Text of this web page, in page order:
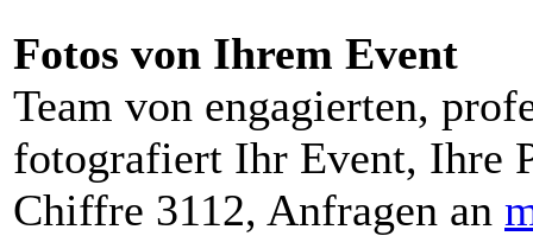
Fotos von Ihrem Event
Team von engagierten,
fotografiert Ihr Event, Ihre
Chiffre 3112, Anfragen an